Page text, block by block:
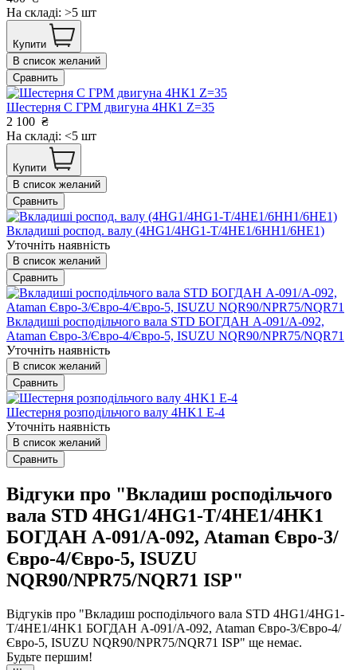
На складі: >5 шт
Купити
В список желаний
Сравнить
Шестерня С ГРМ двигуна 4HК1 Z=35
2 100 ₴
На складі: <5 шт
Купити
В список желаний
Сравнить
Вкладиші роспод. валу (4HG1/4HG1-T/4HE1/6HH1/6HE1)
Уточніть наявність
В список желаний
Сравнить
Вкладиші росподільчого вала STD БОГДАН А-091/А-092,
Ataman Євро-3/Євро-4/Євро-5, ISUZU NQR90/NPR75/NQR71
Уточніть наявність
В список желаний
Сравнить
Шестерня розподільчого валу 4HK1 E-4
Уточніть наявність
В список желаний
Сравнить
Відгуки про "Вкладиш росподільчого
вала STD 4HG1/4HG1-T/4HE1/4HK1
БОГДАН А-091/А-092, Ataman Євро-3/
Євро-4/Євро-5, ISUZU
NQR90/NPR75/NQR71 ISP"
Відгуків про "Вкладиш росподільчого вала STD 4HG1/4HG1-
T/4HE1/4HK1 БОГДАН А-091/А-092, Ataman Євро-3/Євро-4/
Євро-5, ISUZU NQR90/NPR75/NQR71 ISP" ще немає.
Будьте першим!